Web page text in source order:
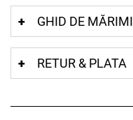
GHID DE MĂRIMI
RETUR & PLATA